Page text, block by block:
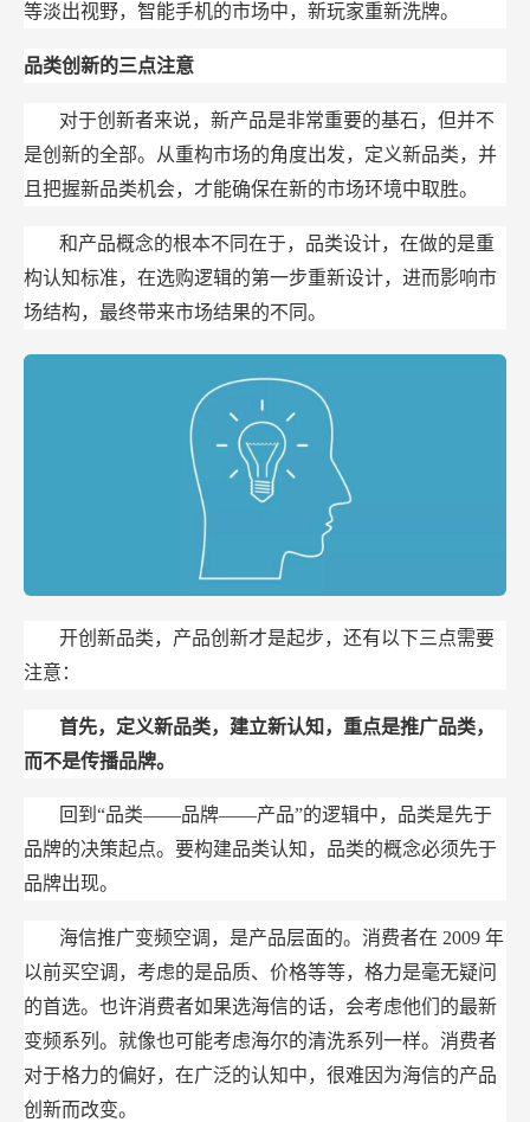
等淡出视野，智能手机的市场中，新玩家重新洗牌。
品类创新的三点注意
对于创新者来说，新产品是非常重要的基石，但并不
是创新的全部。从重构市场的角度出发，定义新品类，并
且把握新品类机会，才能确保在新的市场环境中取胜。
和产品概念的根本不同在于，品类设计，在做的是重
构认知标准，在选购逻辑的第一步重新设计，进而影响市
场结构，最终带来市场结果的不同。
开创新品类，产品创新才是起步，还有以下三点需要
注意：
首先，定义新品类，建立新认知，重点是推广品类，
而不是传播品牌。
回到“品类——品牌——产品”的逻辑中，品类是先于
品牌的决策起点。要构建品类认知，品类的概念必须先于
品牌出现。
海信推广变频空调，是产品层面的。消费者在 2009 年
以前买空调，考虑的是品质、价格等等，格力是毫无疑问
的首选。也许消费者如果选海信的话，会考虑他们的最新
变频系列。就像也可能考虑海尔的清洗系列一样。消费者
对于格力的偏好，在广泛的认知中，很难因为海信的产品
创新而改变。